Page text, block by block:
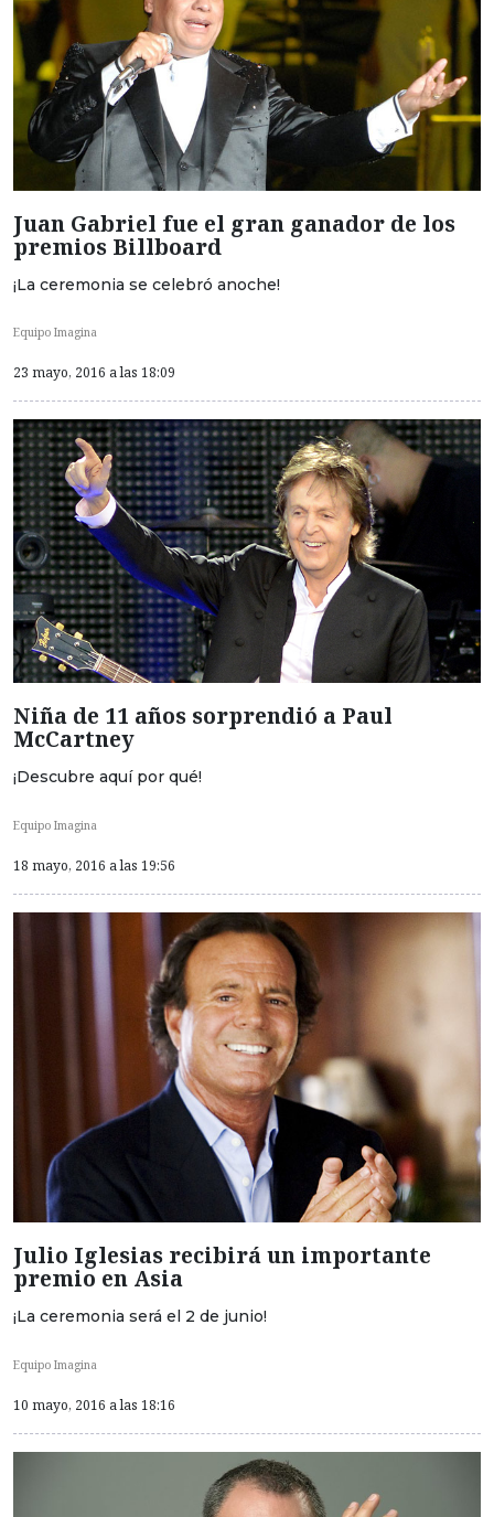
Juan Gabriel fue el gran ganador de los
premios Billboard
¡La ceremonia se celebró anoche!
Equipo Imagina
23 mayo, 2016 a las 18:09
Niña de 11 años sorprendió a Paul
McCartney
¡Descubre aquí por qué!
Equipo Imagina
18 mayo, 2016 a las 19:56
Julio Iglesias recibirá un importante
premio en Asia
¡La ceremonia será el 2 de junio!
Equipo Imagina
10 mayo, 2016 a las 18:16